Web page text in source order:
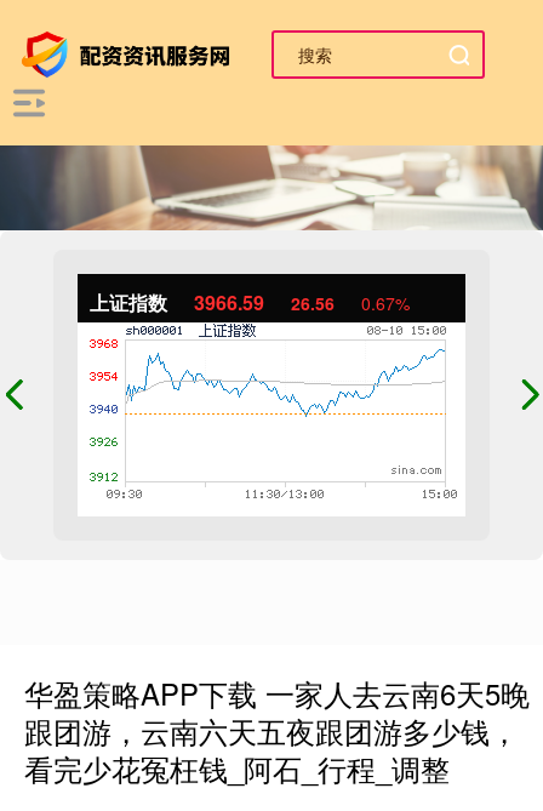
上证指数 3966.59 26.56 0.67%
华盈策略APP下载 一家人去云南6天5晚
跟团游，云南六天五夜跟团游多少钱，
看完少花冤枉钱_阿石_行程_调整